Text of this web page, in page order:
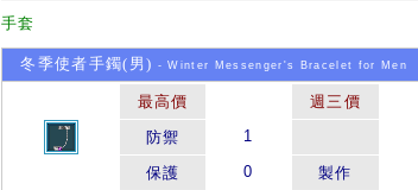
手套
冬季使者手鐲(男) - Winter Messenger's Bracelet for Men
最高價 週三價
防禦
1
保護 0 製作